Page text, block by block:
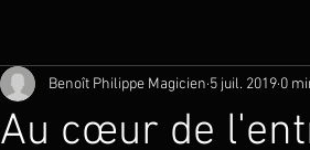
Au cœur de
Benoît Philippe Magicien 5 juil. 2019 0